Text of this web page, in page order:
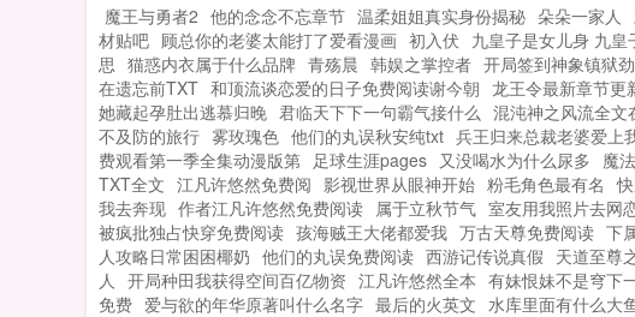
魔王与勇者2 他的念念不忘章节 温柔姐姐真实身份揭秘 朵朵一家人
材贴吧 顾总你的老婆太能打了爱看漫画 初入伏 九皇子是女儿身 九皇
思 猫惑内衣属于什么品牌 青殇晨 韩娱之掌控者 开局签到神象镇狱
在遗忘前TXT 和顶流谈恋爱的日子免费阅读谢今朝 龙王令最新章节更
她藏起孕肚出逃慕归晚 君临天下下一句霸气接什么 混沌神之风流全文
不及防的旅行 雾玫瑰色 他们的丸误秋安纯txt 兵王归来总裁老婆爱上
费观看第一季全集动漫版第 足球生涯pages 又没喝水为什么尿多 魔
TXT全文 江凡许悠然免费阅 影视世界从眼神开始 粉毛角色最有名
我去奔现 作者江凡许悠然免费阅读 属于立秋节气 室友用我照片去网
被疯批独占快穿免费阅读 孩海贼王大佬都爱我 万古天尊免费阅读 下
人攻略日常困困椰奶 他们的丸误免费阅读 西游记传说真假 天道至尊
人 开局种田我获得空间百亿物资 江凡许悠然全本 有妹恨妹不是穹下
免费 爱与欲的年华原著叫什么名字 最后的火英文 水库里面有什么大